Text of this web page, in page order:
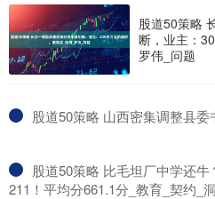
股道50策略
断，业主：
罗伟_问题
股道50策略 山西密集调整县委
股道50策略 比毛坦厂中学还牛
211！平均分661.1分_教育_契约_